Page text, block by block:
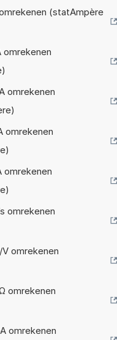
(statAmpère
omrekenen
omrekenen
omrekenen
omrekenen
omrekenen
omrekenen
omrekenen
omrekenen